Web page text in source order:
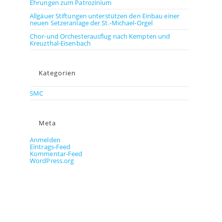
Ehrungen zum Patrozinium
Allgäuer Stiftungen unterstützen den Einbau einer
neuen Setzeranlage der St.-Michael-Orgel
Chor-und Orchesterausflug nach Kempten und
Kreuzthal-Eisenbach
Kategorien
SMC
Meta
Anmelden
Eintrags-Feed
Kommentar-Feed
WordPress.org